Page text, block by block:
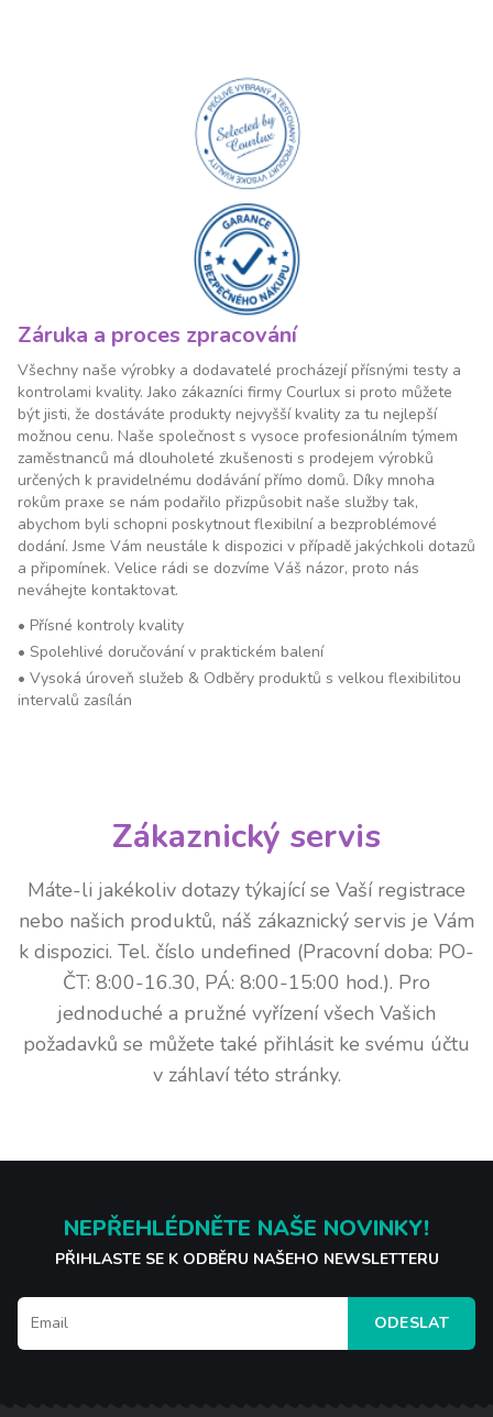
Záruka a proces zpracování
Všechny naše výrobky a dodavatelé procházejí přísnými testy a
kontrolami kvality. Jako zákazníci firmy Courlux si proto můžete
být jisti, že dostáváte produkty nejvyšší kvality za tu nejlepší
možnou cenu. Naše společnost s vysoce profesionálním týmem
zaměstnanců má dlouholeté zkušenosti s prodejem výrobků
určených k pravidelnému dodávání přímo domů. Díky mnoha
rokům praxe se nám podařilo přizpůsobit naše služby tak,
abychom byli schopni poskytnout flexibilní a bezproblémové
dodání. Jsme Vám neustále k dispozici v případě jakýchkoli dotazů
a připomínek. Velice rádi se dozvíme Váš názor, proto nás
neváhejte kontaktovat.
• Přísné kontroly kvality
• Spolehlivé doručování v praktickém balení
• Vysoká úroveň služeb & Odběry produktů s velkou flexibilitou
intervalů zasílán
Zákaznický servis
Máte-li jakékoliv dotazy týkající se Vaší registrace
nebo našich produktů, náš zákaznický servis je Vám
k dispozici. Tel. číslo undefined (Pracovní doba: PO-
ČT: 8:00-16.30, PÁ: 8:00-15:00 hod.). Pro
jednoduché a pružné vyřízení všech Vašich
požadavků se můžete také přihlásit ke svému účtu
v záhlaví této stránky.
NEPŘEHLÉDNĚTE NAŠE NOVINKY!
PŘIHLASTE SE K ODBĚRU NAŠEHO NEWSLETTERU
ODESLAT